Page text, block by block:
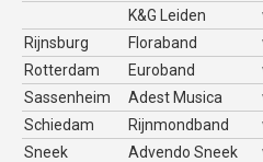
K&G Leiden
Rijnsburg
Floraband
Rotterdam
Euroband
Sassenheim
Adest Musica
Schiedam
Rijnmondband
Sneek
Advendo Sneek